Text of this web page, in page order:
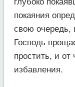
покаяния
свою очередь,
Господь
простить, и от
избавления.